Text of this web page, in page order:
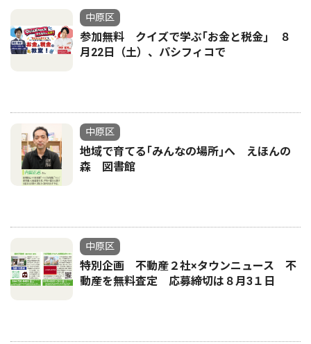
中原区
参加無料 クイズで学ぶ｢お金と税金｣ ８
月22日（土）、パシフィコで
中原区
地域で育てる｢みんなの場所｣へ えほんの
森 図書館
中原区
特別企画 不動産２社×タウンニュース 不
動産を無料査定 応募締切は８月3１日